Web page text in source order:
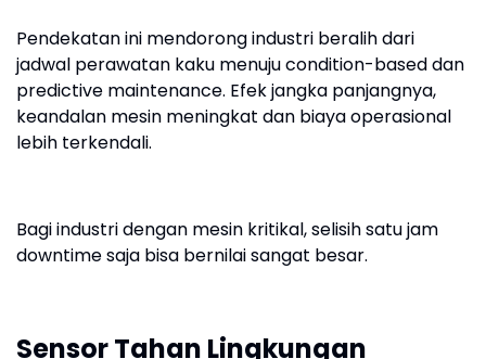
Pendekatan ini mendorong industri beralih dari
jadwal perawatan kaku menuju condition-based dan
predictive maintenance. Efek jangka panjangnya,
keandalan mesin meningkat dan biaya operasional
lebih terkendali.
Bagi industri dengan mesin kritikal, selisih satu jam
downtime saja bisa bernilai sangat besar.
Sensor Tahan Lingkungan